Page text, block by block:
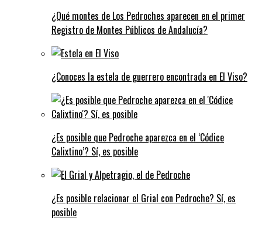
¿Qué montes de Los Pedroches aparecen en el primer
Registro de Montes Públicos de Andalucía?
¿Conoces la estela de guerrero encontrada en El Viso?
¿Es posible que Pedroche aparezca en el ‘Códice
Calixtino’? Sí, es posible
¿Es posible relacionar el Grial con Pedroche? Sí, es
posible